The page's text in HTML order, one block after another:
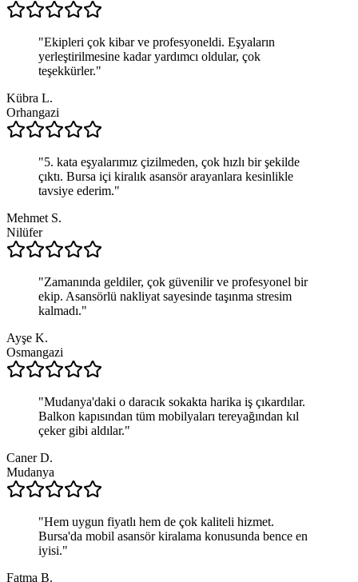
"Ekipleri çok kibar ve profesyoneldi. Eşyaların
yerleştirilmesine kadar yardımcı oldular, çok
teşekkürler."
Kübra L.
Orhangazi
"5. kata eşyalarımız çizilmeden, çok hızlı bir şekilde
çıktı. Bursa içi kiralık asansör arayanlara kesinlikle
tavsiye ederim."
Mehmet S.
Nilüfer
"Zamanında geldiler, çok güvenilir ve profesyonel bir
ekip. Asansörlü nakliyat sayesinde taşınma stresim
kalmadı."
Ayşe K.
Osmangazi
"Mudanya'daki o daracık sokakta harika iş çıkardılar.
Balkon kapısından tüm mobilyaları tereyağından kıl
çeker gibi aldılar."
Caner D.
Mudanya
"Hem uygun fiyatlı hem de çok kaliteli hizmet.
Bursa'da mobil asansör kiralama konusunda bence en
iyisi."
Fatma B.